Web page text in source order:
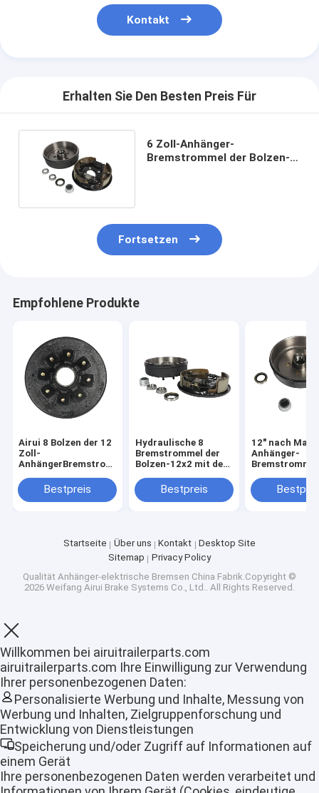
Startseite
Produkte
VR Show
Kontakt
Erhalten Sie Den Besten Preis Für
6 Zoll-Anhänger-
Bremstrommel der Bolzen-
Fortsetzen
Empfohlene Produkte
Airui 8 Bolzen der 12
Zoll-
AnhängerBremstrommel
BD2-865-17
Bestpreis
Hydraulische 8
Bremstrommel der
Bolzen-12x2 mit dem
gedrücktBestpreis
12" nach Maß
Anhänger-
Versammlung
Startseite Über uns Kontakt
Desktop Site
Sitemap
Privacy Policy
Qualität Anhänger-elektrische Bremsen China Fabrik.Copyright ©
2026 Weifang Airui Brake Systems Co., Ltd.. All Rights Reserved.
Willkommen bei airuitrailerparts.com
airuitrailerparts.com Ihre Einwilligung zur Verwendung
Ihrer personenbezogenen Daten:
Personalisierte Werbung und Inhalte, Messung von
Werbung und Inhalten, Zielgruppenforschung und
Entwicklung von Dienstleistungen
Speicherung und/oder Zugriff auf Informationen auf
einem Gerät
Ihre personenbezogenen Daten werden verarbeitet und